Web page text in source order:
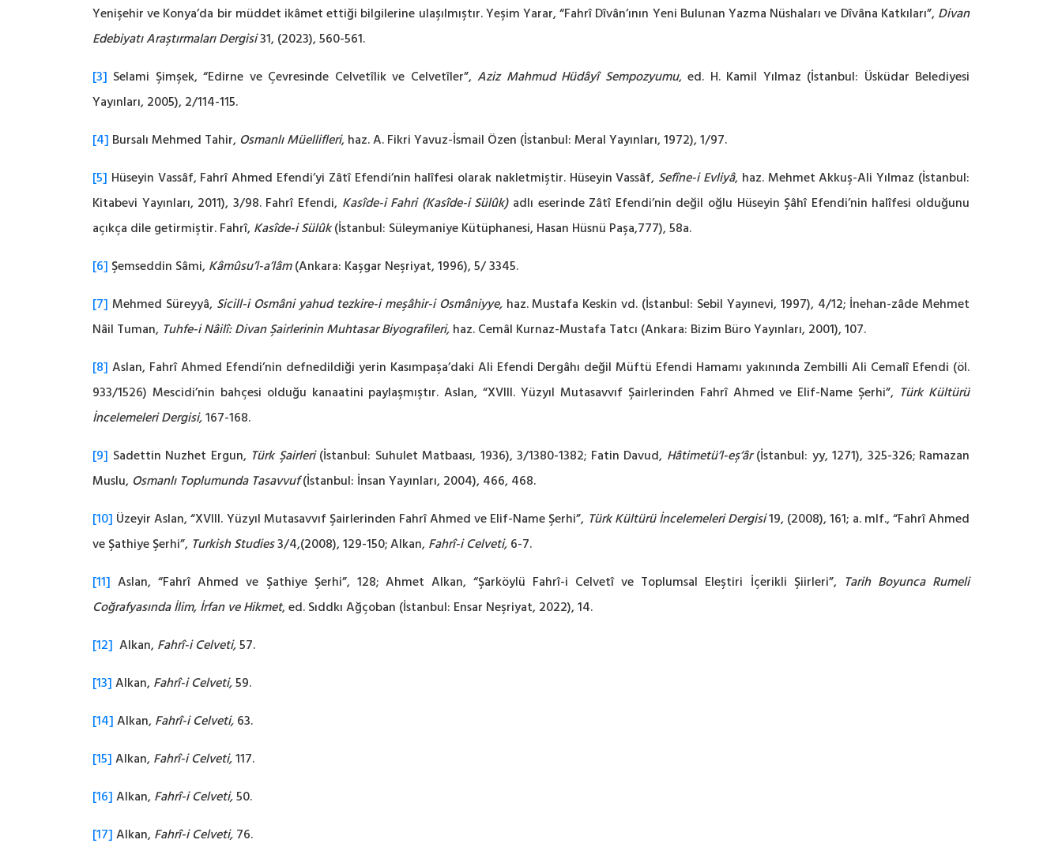
Yenişehir ve Konya’da bir müddet ikâmet ettiği bilgilerine ulaşılmıştır. Yeşim Yarar, “Fahrî Dîvân’ının Yeni Bulunan Yazma Nüshaları ve Dîvâna Katkıları”, Divan
Edebiyatı Araştırmaları Dergisi31, (2023), 560-561.
[3] Selami Şimşek, “Edirne ve Çevresinde Celvetîlik ve Celvetîler”,Aziz Mahmud Hüdâyî Sempozyumu, ed. H. Kamil Yılmaz (İstanbul: Üsküdar Belediyesi
Yayınları, 2005), 2/114-115.
[4] Bursalı Mehmed Tahir, Osmanlı Müellifleri, haz. A. Fikri Yavuz-İsmail Özen (İstanbul: Meral Yayınları, 1972), 1/97.
[5] Hüseyin Vassâf, Fahrî Ahmed Efendi’yi Zâtî Efendi’nin halîfesi olarak nakletmiştir. Hüseyin Vassâf, Sefîne-i Evliyâ, haz. Mehmet Akkuş-Ali Yılmaz (İstanbul:
Kitabevi Yayınları, 2011), 3/98. Fahrî Efendi, Kasîde-i Fahri (Kasîde-i Sülûk)adlı eserinde Zâtî Efendi’nin değil oğlu Hüseyin Şâhî Efendi’nin halîfesi olduğunu
açıkça dile getirmiştir. Fahrî, Kasîde-i Sülûk(İstanbul: Süleymaniye Kütüphanesi, Hasan Hüsnü Paşa,777), 58a.
[6] Şemseddin Sâmi, Kâmûsu’l-a’lâm(Ankara: Kaşgar Neşriyat, 1996), 5/ 3345.
[7] Mehmed Süreyyâ, Sicill-i Osmâni yahud tezkire-i meşâhir-i Osmâniyye,haz. Mustafa Keskin vd. (İstanbul: Sebil Yayınevi, 1997), 4/12; İnehan-zâde Mehmet
Nâil Tuman, Tuhfe-i Nâilî: Divan Şairlerinin Muhtasar Biyografileri, haz. Cemâl Kurnaz-Mustafa Tatcı (Ankara: Bizim Büro Yayınları, 2001), 107.
[8] Aslan, Fahrî Ahmed Efendi’nin defnedildiği yerin Kasımpaşa’daki Ali Efendi Dergâhı değil Müftü Efendi Hamamı yakınında Zembilli Ali Cemalî Efendi (öl.
933/1526) Mescidi’nin bahçesi olduğu kanaatini paylaşmıştır. Aslan, “XVIII. Yüzyıl Mutasavvıf Şairlerinden Fahrî Ahmed ve Elif-Name Şerhi”, Türk Kültürü
İncelemeleri Dergisi,167-168.
[9] Sadettin Nuzhet Ergun, Türk Şairleri(İstanbul: Suhulet Matbaası, 1936), 3/1380-1382; Fatin Davud, Hâtimetü’l-eş‘âr(İstanbul: yy, 1271), 325-326; Ramazan
Muslu, Osmanlı Toplumunda Tasavvuf(İstanbul: İnsan Yayınları, 2004), 466, 468.
[10] Üzeyir Aslan, “XVIII. Yüzyıl Mutasavvıf Şairlerinden Fahrî Ahmed ve Elif-Name Şerhi”, Türk Kültürü İncelemeleri Dergisi19, (2008), 161; a. mlf., “Fahrî Ahmed
ve Şathiye Şerhi”, Turkish Studies3/4,(2008), 129-150; Alkan, Fahrî-i Celveti, 6-7.
[11] Aslan, “Fahrî Ahmed ve Şathiye Şerhi”, 128; Ahmet Alkan, “Şarköylü Fahrî-i Celvetî ve Toplumsal Eleştiri İçerikli Şiirleri”, Tarih Boyunca Rumeli
Coğrafyasında İlim, İrfan ve Hikmet, ed. Sıddkı Ağçoban (İstanbul: Ensar Neşriyat, 2022), 14.
[12] Alkan, Fahrî-i Celveti,57.
[13] Alkan, Fahrî-i Celveti,59.
[14] Alkan, Fahrî-i Celveti, 63.
[15] Alkan, Fahrî-i Celveti,117.
[16] Alkan, Fahrî-i Celveti,50.
[17] Alkan, Fahrî-i Celveti, 76.